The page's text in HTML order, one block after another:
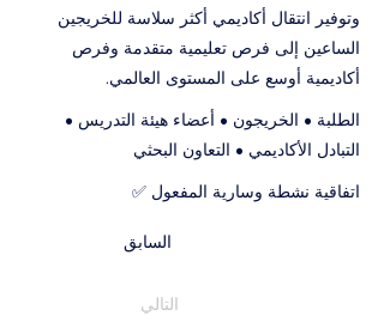
وتوفير انتقال أكاديمي أكثر سلاسة للخريجين
الساعين إلى فرص تعليمية متقدمة وفرص
أكاديمية أوسع على المستوى العالمي.
الطلبة • الخريجون • أعضاء هيئة التدريس •
التبادل الأكاديمي • التعاون البحثي
اتفاقية نشطة وسارية المفعول ✅
السابق
التالي